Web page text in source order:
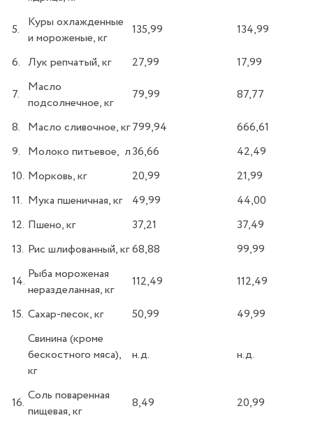
5.
Куры охлажденные
и мороженые, кг
135,99 134,99
6. Лук репчатый, кг 27,99
17,99
7.
Масло
подсолнечное, кг
79,99 87,77
8. Масло сливочное, кг799,94
666,61
9. Молоко питьевое, л36,66
42,49
10. Морковь, кг 20,99
21,99
11. Мука пшеничная, кг 49,99
44,00
12. Пшено, кг 37,21
37,49
13. Рис шлифованный, кг68,88
99,99
14. Рыба мороженая
неразделанная, кг
112,49 112,49
15. Сахар-песок, кг 50,99
49,99
Свинина (кроме
бескостного мяса),
кг
н.д. н.д.
16. Соль поваренная
пищевая, кг
8,49 20,99